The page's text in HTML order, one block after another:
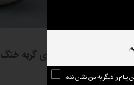
ماگ کوزه ای گربه خنگ
پیام را دیگر به من نشان نده!